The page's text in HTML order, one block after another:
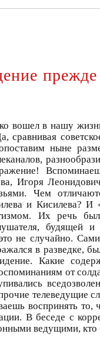
вошел в нашу
сравнивая
ныне
Игоря
Чем
и Кисилева? И
Их речь
будящей
не случайно.
в разведке,
Какие
от
телеведущие
воспринять
В беседе с
ведущими, кто